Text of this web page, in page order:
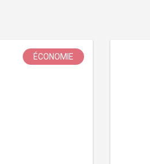
ÉCONOMIE